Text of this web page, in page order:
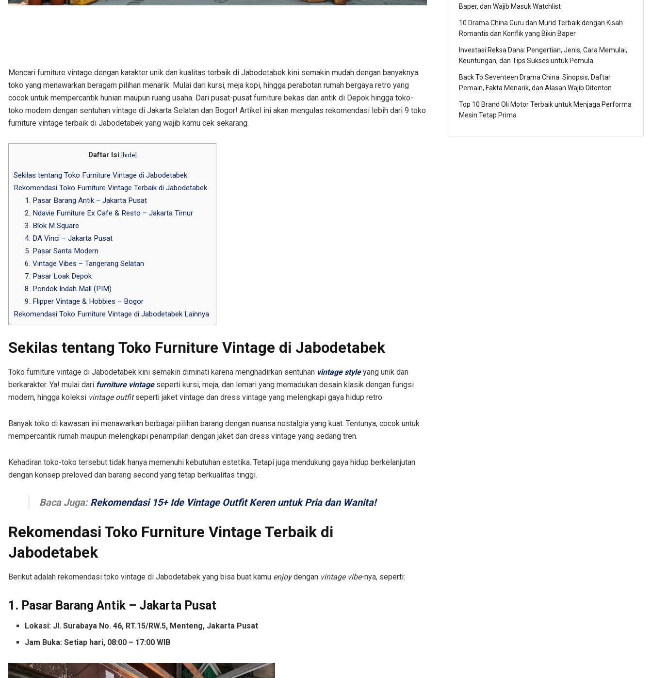
Mencari furniture vintage dengan karakter unik dan kualitas terbaik di Jabodetabek kini semakin mudah dengan banyaknya
toko yang menawarkan beragam pilihan menarik. Mulai dari kursi, meja kopi, hingga perabotan rumah bergaya retro yang
cocok untuk mempercantik hunian maupun ruang usaha. Dari pusat-pusat furniture bekas dan antik di Depok hingga toko-
toko modern dengan sentuhan vintage di Jakarta Selatan dan Bogor! Artikel ini akan mengulas rekomendasi lebih dari 9 toko
furniture vintage terbaik di Jabodetabek yang wajib kamu cek sekarang.
Daftar Isi [hide]
Sekilas tentang Toko Furniture Vintage di Jabodetabek
Rekomendasi Toko Furniture Vintage Terbaik di Jabodetabek
1. Pasar Barang Antik – Jakarta Pusat
2. Ndavie Furniture Ex Cafe & Resto – Jakarta Timur
3. Blok M Square
4. DA Vinci – Jakarta Pusat
5. Pasar Santa Modern
6. Vintage Vibes – Tangerang Selatan
7. Pasar Loak Depok
8. Pondok Indah Mall (PIM)
9. Flipper Vintage & Hobbies – Bogor
Rekomendasi Toko Furniture Vintage di Jabodetabek Lainnya
Sekilas tentang Toko Furniture Vintage di Jabodetabek
Toko furniture vintage di Jabodetabek kini semakin diminati karena menghadirkan sentuhan vintage styleyang unik dan
berkarakter. Ya! mulai dari furniture vintageseperti kursi, meja, dan lemari yang memadukan desain klasik dengan fungsi
modern, hingga koleksi vintage outfitseperti jaket vintage dan dress vintage yang melengkapi gaya hidup retro.
Banyak toko di kawasan ini menawarkan berbagai pilihan barang dengan nuansa nostalgia yang kuat. Tentunya, cocok untuk
mempercantik rumah maupun melengkapi penampilan dengan jaket dan dress vintage yang sedang tren.
Kehadiran toko-toko tersebut tidak hanya memenuhi kebutuhan estetika. Tetapi juga mendukung gaya hidup berkelanjutan
dengan konsep preloved dan barang second yang tetap berkualitas tinggi.
Baca Juga: Rekomendasi 15+ Ide Vintage Outfit Keren untuk Pria dan Wanita!
Rekomendasi Toko Furniture Vintage Terbaik di
Jabodetabek
Berikut adalah rekomendasi toko vintage di Jabodetabek yang bisa buat kamu enjoydengan vintage vibe-nya, seperti:
1. Pasar Barang Antik – Jakarta Pusat
Lokasi: Jl. Surabaya No. 46, RT.15/RW.5, Menteng, Jakarta Pusat
Jam Buka: Setiap hari, 08:00 – 17:00 WIB
Baper, dan Wajib Masuk Watchlist
10 Drama China Guru dan Murid Terbaik dengan Kisah
Romantis dan Konflik yang Bikin Baper
Investasi Reksa Dana: Pengertian, Jenis, Cara Memulai,
Keuntungan, dan Tips Sukses untuk Pemula
Back To Seventeen Drama China: Sinopsis, Daftar
Pemain, Fakta Menarik, dan Alasan Wajib Ditonton
Top 10 Brand Oli Motor Terbaik untuk Menjaga Performa
Mesin Tetap Prima